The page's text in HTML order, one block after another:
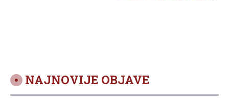
NAJNOVIJE OBJAVE